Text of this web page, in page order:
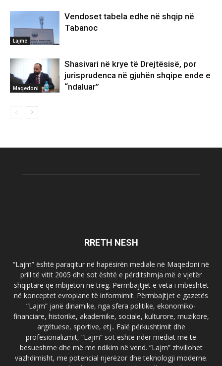
Lajme
Vendoset tabela edhe në shqip në
Tabanoc
Maqedoni
Shasivari në krye të Drejtësisë, por
jurisprudenca në gjuhën shqipe ende e
“ndaluar”
RRETH NESH
“Lajm” është paraqitur në hapësirën mediale në Maqedoni në
prill të vitit 2005 dhe sot është e përditshmja më e vjetër
shqiptare që mbijeton në treg. Përmbajtjet e veta i mbështet
në konceptet evropiane të informimit. Përmbajtjet e gazetës
“Lajm” janë dinamike, nga sfera politike, ekonomiko-
financiare, historike, akademike, sociale, kulturore, muzikore,
argëtuese, sportive, etj.. Falë përkushtimit dhe
profesionalizmit, “Lajm” sot është ndër mediat më të
besueshme dhe më me ndikim në vend. “Lajm” zhvillohet
vazhdimisht, me potencial njerëzor dhe teknologji moderne.